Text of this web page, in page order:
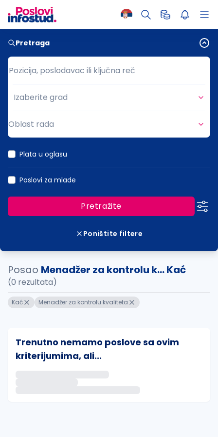
Pretraga
Pozicija, poslodavac ili ključna reč
Pozicija, poslodavac ili ključna reč
Grad
Izaberite grad
Oblast rada
Plata u oglasu
Poslovi za mlade
Pretražite
Poništite filtere
Posao Menadžer za kontrolu k... Kać
(0 rezultata)
Kać Menadžer za kontrolu kvaliteta
Trenutno nemamo poslove sa ovim
kriterijumima, ali...